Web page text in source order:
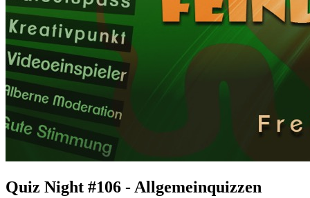
Quiz Night #106 - Allgemeinquizzen